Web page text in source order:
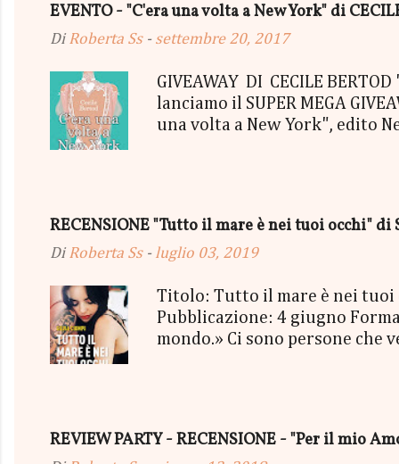
EVENTO - "C'era una volta a New York" di
DiRoberta Ss - settembre 20, 2017
GIVEAWAY DI CECILE
lanciamo il SUPER MEGA
una volta a New York", edito
"tutto ma non il mio Tailleur"
terminerà...
RECENSIONE "Tutto il mare è nei tuoi occhi"
DiRoberta Ss - luglio 03, 2019
Titolo: Tutto il mare è nei tuoi
Pubblicazione: 4 giugno
mondo.» Ci sono persone che
sorriso più strafottente
essere così. Così bello, così
REVIEW PARTY - RECENSIONE - "Per il mio